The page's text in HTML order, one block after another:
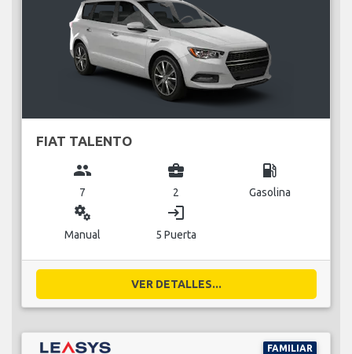
FIAT TALENTO
group
7
business_center
2
local_gas_station
Gasolina
miscellaneous_services
Manual
login
5 Puerta
VER DETALLES...
FAMILIAR